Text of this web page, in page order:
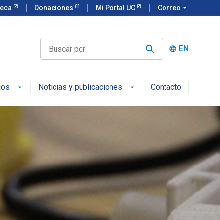
Donaciones Mi Portal UC Correo arrow_drop_down
language EN
Noticias y publicaciones Contacto